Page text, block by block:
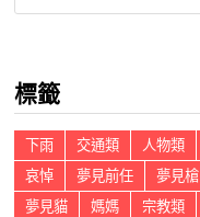
尋
字:
標籤
下雨 交通類 人物類
哀悼
夢見前任 夢見槍
夢見貓
媽媽 宗教類